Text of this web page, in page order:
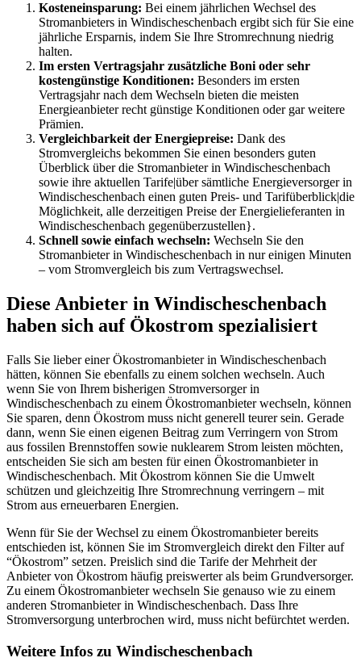
Kosteneinsparung: Bei einem jährlichen Wechsel des
Stromanbieters in Windischeschenbach ergibt sich für Sie eine
jährliche Ersparnis, indem Sie Ihre Stromrechnung niedrig
halten.
Im ersten Vertragsjahr zusätzliche Boni oder sehr
kostengünstige Konditionen: Besonders im ersten
Vertragsjahr nach dem Wechseln bieten die meisten
Energieanbieter recht günstige Konditionen oder gar weitere
Prämien.
Vergleichbarkeit der Energiepreise: Dank des
Stromvergleichs bekommen Sie einen besonders guten
Überblick über die Stromanbieter in Windischeschenbach
sowie ihre aktuellen Tarife|über sämtliche Energieversorger in
Windischeschenbach einen guten Preis- und Tarifüberblick|die
Möglichkeit, alle derzeitigen Preise der Energielieferanten in
Windischeschenbach gegenüberzustellen}.
Schnell sowie einfach wechseln: Wechseln Sie den
Stromanbieter in Windischeschenbach in nur einigen Minuten
– vom Stromvergleich bis zum Vertragswechsel.
Diese Anbieter in Windischeschenbach
haben sich auf Ökostrom spezialisiert
Falls Sie lieber einer Ökostromanbieter in Windischeschenbach
hätten, können Sie ebenfalls zu einem solchen wechseln. Auch
wenn Sie von Ihrem bisherigen Stromversorger in
Windischeschenbach zu einem Ökostromanbieter wechseln, können
Sie sparen, denn Ökostrom muss nicht generell teurer sein. Gerade
dann, wenn Sie einen eigenen Beitrag zum Verringern von Strom
aus fossilen Brennstoffen sowie nuklearem Strom leisten möchten,
entscheiden Sie sich am besten für einen Ökostromanbieter in
Windischeschenbach. Mit Ökostrom können Sie die Umwelt
schützen und gleichzeitig Ihre Stromrechnung verringern – mit
Strom aus erneuerbaren Energien.
Wenn für Sie der Wechsel zu einem Ökostromanbieter bereits
entschieden ist, können Sie im Stromvergleich direkt den Filter auf
“Ökostrom” setzen. Preislich sind die Tarife der Mehrheit der
Anbieter von Ökostrom häufig preiswerter als beim Grundversorger.
Zu einem Ökostromanbieter wechseln Sie genauso wie zu einem
anderen Stromanbieter in Windischeschenbach. Dass Ihre
Stromversorgung unterbrochen wird, muss nicht befürchtet werden.
Weitere Infos zu Windischeschenbach